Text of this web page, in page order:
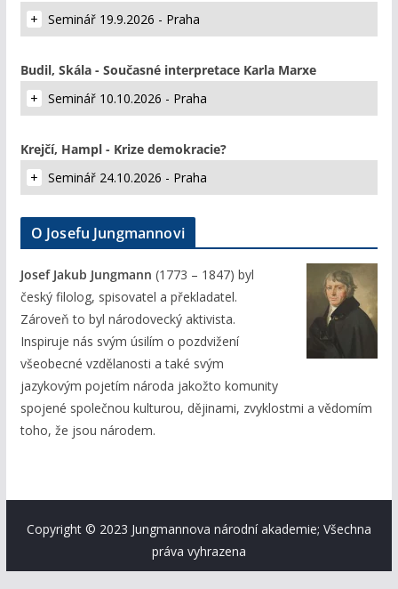
Seminář 19.9.2026 - Praha
Budil, Skála - Současné interpretace Karla Marxe
Seminář 10.10.2026 - Praha
Krejčí, Hampl - Krize demokracie?
Seminář 24.10.2026 - Praha
O Josefu Jungmannovi
Josef Jakub Jungmann (1773 – 1847) byl
český filolog, spisovatel a překladatel.
Zároveň to byl národovecký aktivista.
Inspiruje nás svým úsilím o pozdvižení
všeobecné vzdělanosti a také svým
jazykovým pojetím národa jakožto komunity
spojené společnou kulturou, dějinami, zvyklostmi a vědomím
toho, že jsou národem.
Copyright © 2023 Jungmannova národní akademie; Všechna
práva vyhrazena